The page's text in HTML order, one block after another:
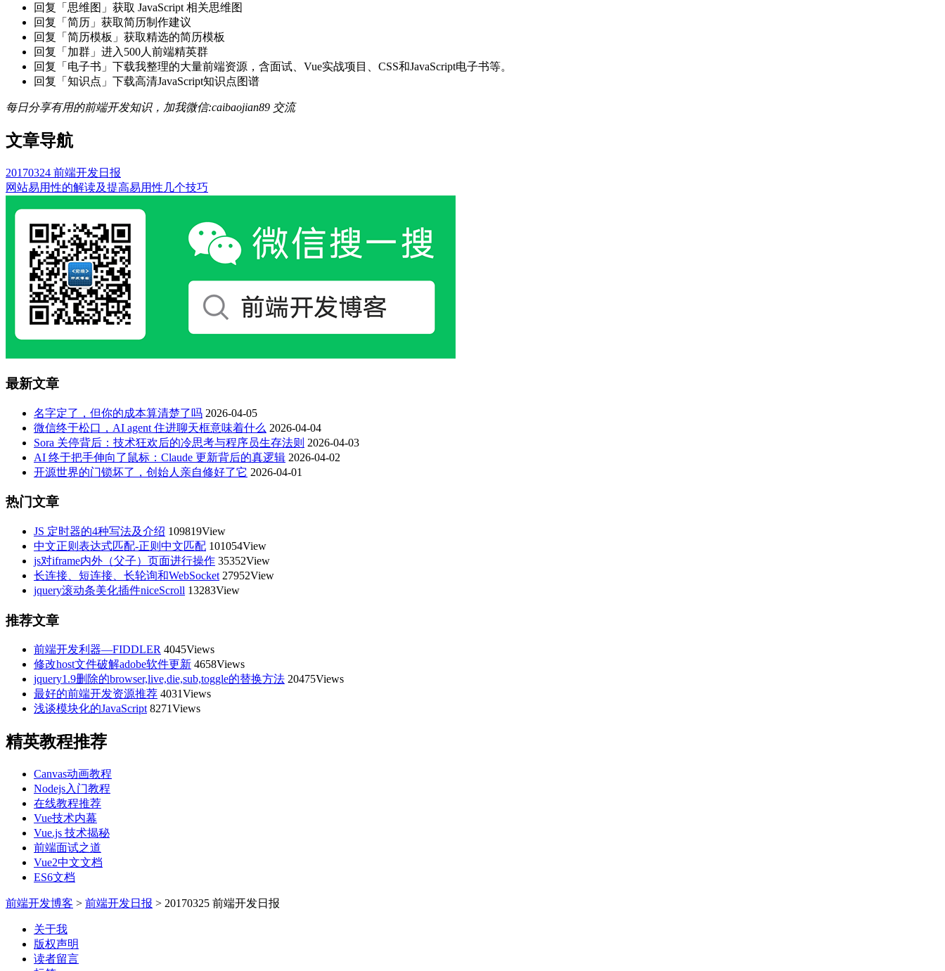
回复「思维图」获取 JavaScript 相关思维图
回复「简历」获取简历制作建议
回复「简历模板」获取精选的简历模板
回复「加群」进入500人前端精英群
回复「电子书」下载我整理的大量前端资源，含面试、Vue实战项目、CSS和JavaScript电子书等。
回复「知识点」下载高清JavaScript知识点图谱
每日分享有用的前端开发知识，加我微信:caibaojian89 交流
文章导航
20170324 前端开发日报
网站易用性的解读及提高易用性几个技巧
最新文章
名字定了，但你的成本算清楚了吗 2026-04-05
微信终于松口，AI agent 住进聊天框意味着什么 2026-04-04
Sora 关停背后：技术狂欢后的冷思考与程序员生存法则 2026-04-03
AI 终于把手伸向了鼠标：Claude 更新背后的真逻辑 2026-04-02
开源世界的门锁坏了，创始人亲自修好了它 2026-04-01
热门文章
JS 定时器的4种写法及介绍 109819View
中文正则表达式匹配-正则中文匹配 101054View
js对iframe内外（父子）页面进行操作 35352View
长连接、短连接、长轮询和WebSocket 27952View
jquery滚动条美化插件niceScroll 13283View
推荐文章
前端开发利器—FIDDLER 4045Views
修改host文件破解adobe软件更新 4658Views
jquery1.9删除的browser,live,die,sub,toggle的替换方法 20475Views
最好的前端开发资源推荐 4031Views
浅谈模块化的JavaScript 8271Views
精英教程推荐
Canvas动画教程
Nodejs入门教程
在线教程推荐
Vue技术内幕
Vue.js 技术揭秘
前端面试之道
Vue2中文文档
ES6文档
前端开发博客 > 前端开发日报 > 20170325 前端开发日报
关于我
版权声明
读者留言